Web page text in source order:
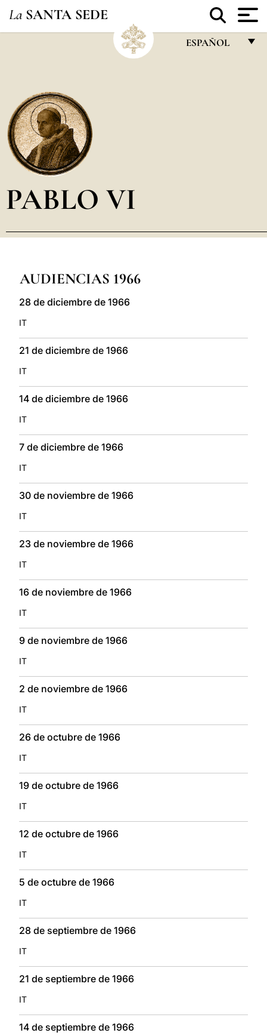
La SANTA SEDE
ESPAÑOL
العربيّة
PABLO VI
AUDIENCIAS 1966
28 de diciembre de 1966
IT
21 de diciembre de 1966
IT
14 de diciembre de 1966
IT
7 de diciembre de 1966
IT
30 de noviembre de 1966
IT
23 de noviembre de 1966
IT
16 de noviembre de 1966
IT
9 de noviembre de 1966
IT
2 de noviembre de 1966
IT
26 de octubre de 1966
IT
19 de octubre de 1966
IT
12 de octubre de 1966
IT
5 de octubre de 1966
IT
28 de septiembre de 1966
IT
21 de septiembre de 1966
IT
14 de septiembre de 1966